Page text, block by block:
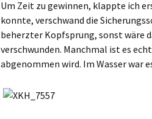
Um Zeit zu gewinnen, klappte ich
konnte, verschwand die
beherzter Kopfsprung, sonst wäre
verschwunden. Manchmal ist es
abgenommen wird. Im Wasser war